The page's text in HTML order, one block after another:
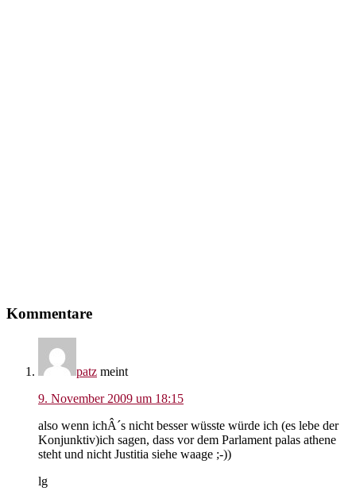
Interaktionen
Kommentare
patz meint
9. November 2009 um 18:15
also wenn ichÂ´s nicht besser wüsste würde ich (es lebe der
Konjunktiv)ich sagen, dass vor dem Parlament palas athene
steht und nicht Justitia siehe waage ;-))
lg